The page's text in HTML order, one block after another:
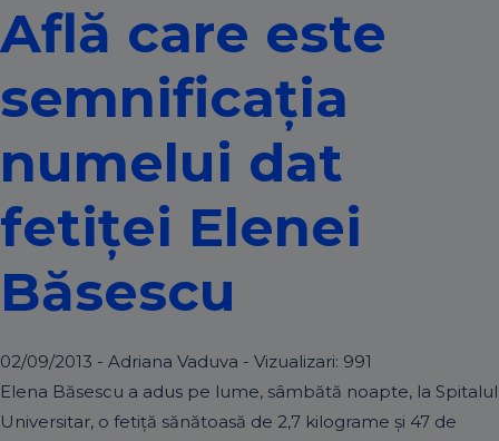
Află care este
semnificaţia
numelui dat
fetiţei Elenei
Băsescu
02/09/2013 - Adriana Vaduva - Vizualizari: 991
Elena Băsescu a adus pe lume, sâmbătă noapte, la Spitalul
Universitar, o fetiţă sănătoasă de 2,7 kilograme şi 47 de